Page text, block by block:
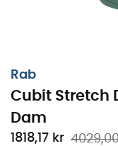
Rab
Cubit Stretch
Dam
1818,17 kr